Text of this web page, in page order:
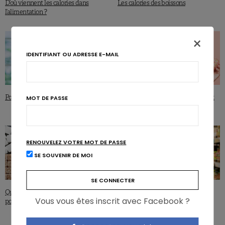
D’où viennent les calories dans
l’alimentation ?
Les calories des boissons
Pourquoi on craque pour le sucré ?
Les sucres dans l’alimentation : c’est
quoi le problème ?
Quelles sont les recommandations
pour les sucres ?
Aliments ultra-transformés : le
«pour» et le «contre»
×
IDENTIFIANT OU ADRESSE E-MAIL
MOT DE PASSE
RENOUVELEZ VOTRE MOT DE PASSE
SE SOUVENIR DE MOI
Vous vous êtes inscrit avec Facebook ?